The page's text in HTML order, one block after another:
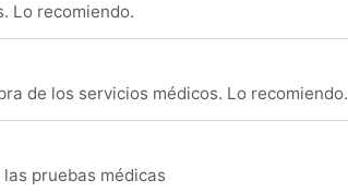
Lo recomiendo.
de los servicios médicos. Lo recomiendo.
pruebas médicas